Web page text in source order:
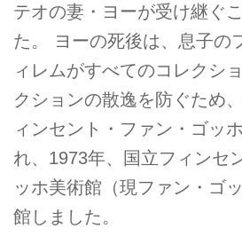
テオの妻・ヨーが受け継ぐ
た。 ヨーの死後は、息子の
ィレムがすべてのコレクシ
クションの散逸を防ぐため
ィンセント・ファン・ゴッ
れ、1973年、国立フィンセ
ッホ美術館（現ファン・ゴ
館しました。